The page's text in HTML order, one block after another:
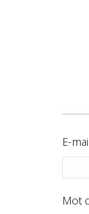
E-
Mot